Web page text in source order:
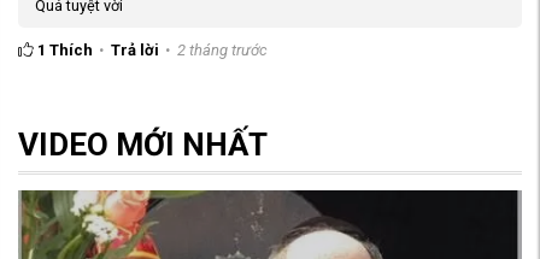
Quá tuyệt vời
1 Thích Trả lời 2 tháng trước
VIDEO MỚI NHẤT